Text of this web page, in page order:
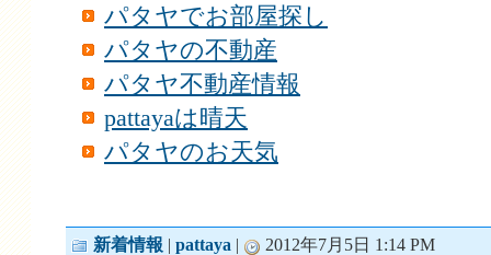
パタヤでお部屋探し
パタヤの不動産
パタヤ不動産情報
pattayaは晴天
パタヤのお天気
新着情報 | pattaya | 2012年7月5日 1:14 PM